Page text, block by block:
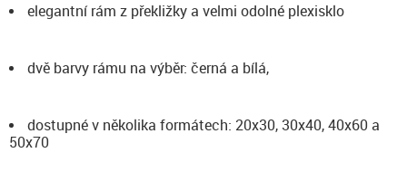
elegantní rám z překližky a velmi odolné plexisklo
dvě barvy rámu na výběr: černá a bílá,
dostupné v několika formátech: 20x30, 30x40, 40x60 a
50x70